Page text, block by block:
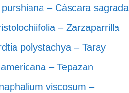
– Cáscara sagrada
– Zarzaparrilla
polystachya – Taray
– Tepazan
viscosum –